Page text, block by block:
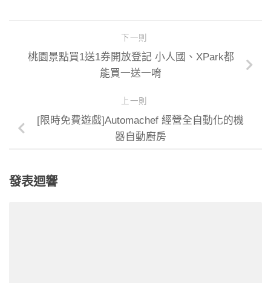
下一則
桃園景點買1送1券開放登記 小人國、XPark都
能買一送一唷
上一則
[限時免費遊戲]Automachef 經營全自動化的機
器自動廚房
發表迴響